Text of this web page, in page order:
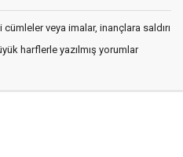
veya imalar, inançlara saldırı
harflerle yazılmış yorumlar